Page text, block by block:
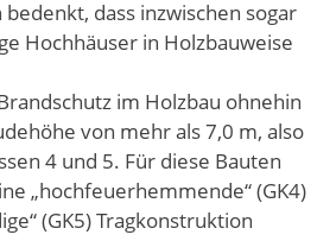
dass inzwischen sogar
Hochhäuser in Holzbauweise
im Holzbau ohnehin
von mehr als 7,0 m, also
4 und 5. Für diese Bauten
„hochfeuerhemmende“ (GK4)
(GK5) Tragkonstruktion